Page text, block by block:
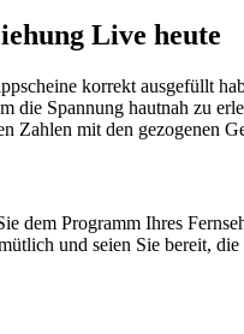
Live heute
korrekt ausgefüllt
die Spannung hautnah zu
Zahlen mit den gezogenen
dem Programm Ihres
und seien Sie bereit,